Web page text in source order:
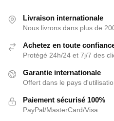
Livraison internationale
Nous livrons dans plus de
Achetez en toute
Protégé 24h/24 et 7j/7 des
Garantie internationale
Offert dans le pays
Paiement sécurisé 100%
PayPal/MasterCard/Visa